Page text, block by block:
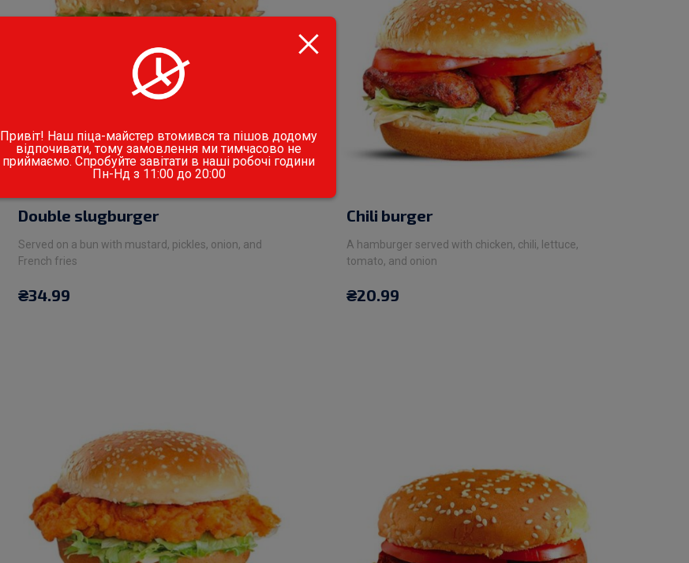
Double slugburger
Served on a bun with mustard, pickles, onion, and
French fries
₴34.99
Chili burger
A hamburger served with chicken, chili, lettuce,
tomato, and onion
₴20.99
Привіт! Наш піца-майстер втомився та пішов додому
відпочивати, тому замовлення ми тимчасово не
приймаємо. Спробуйте завітати в наші робочі години
Пн-Нд з 11:00 до 20:00